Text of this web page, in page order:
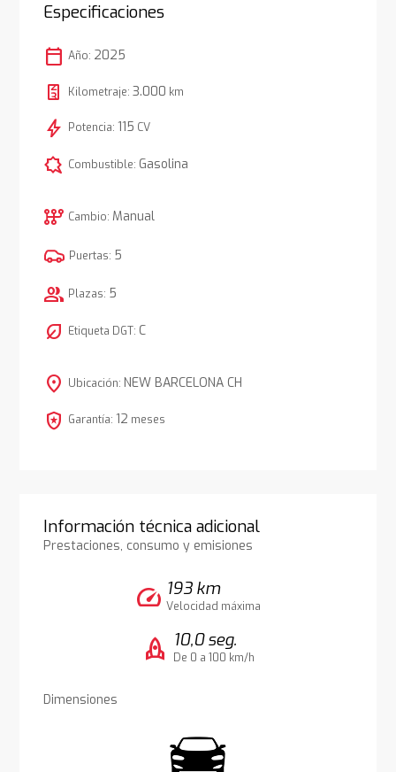
Especificaciones
calendar_today Año: 2025
Kilometraje: 3.000 km
bolt Potencia: 115 CV
comic_bubble Combustible: Gasolina
auto_transmission Cambio: Manual
Puertas: 5
group Plazas: 5
nest_eco_leaf Etiqueta DGT: C
location_on Ubicación: NEW BARCELONA CH
local_police Garantía: 12 meses
Información técnica adicional
Prestaciones, consumo y emisiones
speed 193 km
Velocidad máxima
rocket 10,0 seg.
De 0 a 100 km/h
Dimensiones